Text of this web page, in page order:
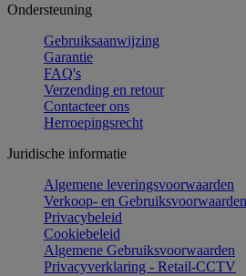
Ondersteuning
Gebruiksaanwijzing
Garantie
FAQ's
Verzending en retour
Contacteer ons
Herroepingsrecht
Juridische informatie
Algemene leveringsvoorwaarden
Verkoop- en
Privacybeleid
Cookiebeleid
Algemene Gebruiksvoorwaarden
Privacyverklaring - Retail-CCTV